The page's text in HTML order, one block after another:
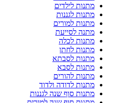
מתנות לילדים
מתנות לגננות
מתנות למורים
מתנה לסייעת
מתנות לכלה
מתנות לחתן
מתנות לסבתא
מתנות לסבא
מתנות להורים
מתנות לדודה ולדוד
מתנות סוף שנה לגננות